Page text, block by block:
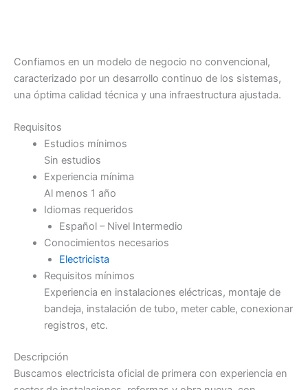
Confiamos en un modelo de negocio no convencional,
caracterizado por un desarrollo continuo de los sistemas,
una óptima calidad técnica y una infraestructura ajustada.
Requisitos
Estudios mínimos
Sin estudios
Experiencia mínima
Al menos 1 año
Idiomas requeridos
Español – Nivel Intermedio
Conocimientos necesarios
Electricista
Requisitos mínimos
Experiencia en instalaciones eléctricas, montaje de
bandeja, instalación de tubo, meter cable, conexionar
registros, etc.
Descripción
Buscamos electricista oficial de primera con experiencia en